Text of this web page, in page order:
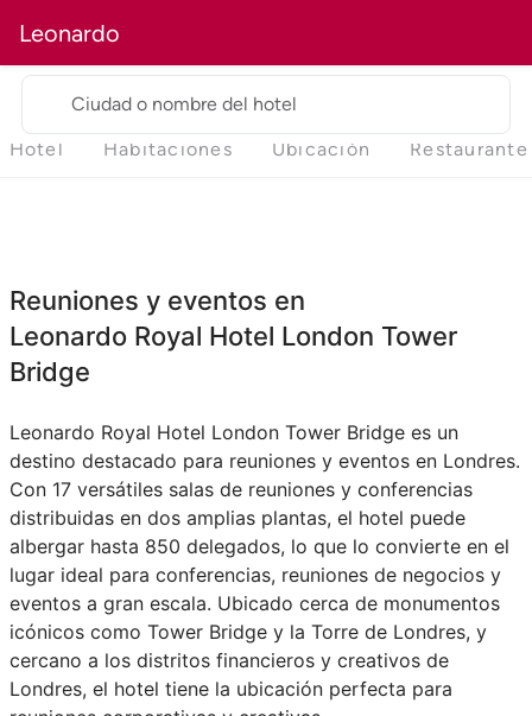
Leonardo
Ciudad o nombre del hotel
Hotel Habitaciones Ubicación Restaurante
Reuniones y eventos en
Leonardo Royal Hotel London Tower
Bridge
Leonardo Royal Hotel London Tower Bridge es un
destino destacado para reuniones y eventos en Londres.
Con 17 versátiles salas de reuniones y conferencias
distribuidas en dos amplias plantas, el hotel puede
albergar hasta 850 delegados, lo que lo convierte en el
lugar ideal para conferencias, reuniones de negocios y
eventos a gran escala. Ubicado cerca de monumentos
icónicos como Tower Bridge y la Torre de Londres, y
cercano a los distritos financieros y creativos de
Londres, el hotel tiene la ubicación perfecta para